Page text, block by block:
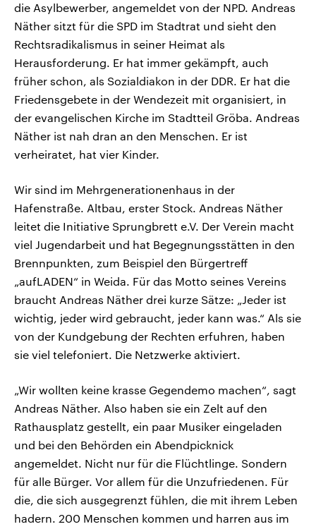
die Asylbewerber, angemeldet von der NPD. Andreas
Näther sitzt für die SPD im Stadtrat und sieht den
Rechtsradikalismus in seiner Heimat als
Herausforderung. Er hat immer gekämpft, auch
früher schon, als Sozialdiakon in der DDR. Er hat die
Friedensgebete in der Wendezeit mit organisiert, in
der evangelischen Kirche im Stadtteil Gröba. Andreas
Näther ist nah dran an den Menschen. Er ist
verheiratet, hat vier Kinder.
Wir sind im Mehrgenerationenhaus in der
Hafenstraße. Altbau, erster Stock. Andreas Näther
leitet die Initiative Sprungbrett e.V. Der Verein macht
viel Jugendarbeit und hat Begegnungsstätten in den
Brennpunkten, zum Beispiel den Bürgertreff
„aufLADEN“ in Weida. Für das Motto seines Vereins
braucht Andreas Näther drei kurze Sätze: „Jeder ist
wichtig, jeder wird gebraucht, jeder kann was.“ Als sie
von der Kundgebung der Rechten erfuhren, haben
sie viel telefoniert. Die Netzwerke aktiviert.
„Wir wollten keine krasse Gegendemo machen“, sagt
Andreas Näther. Also haben sie ein Zelt auf den
Rathausplatz gestellt, ein paar Musiker eingeladen
und bei den Behörden ein Abendpicknick
angemeldet. Nicht nur für die Flüchtlinge. Sondern
für alle Bürger. Vor allem für die Unzufriedenen. Für
die, die sich ausgegrenzt fühlen, die mit ihrem Leben
hadern. 200 Menschen kommen und harren aus im